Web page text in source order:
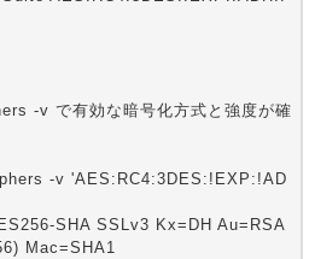
-v で有効な暗号化方式と強度が確
-v 'AES:RC4:3DES:!EXP:!AD
SHA SSLv3 Kx=DH Au=RSA
Mac=SHA1